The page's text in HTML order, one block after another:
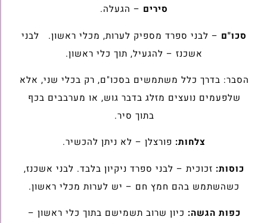
סירים – הגעלה.
סכו"ם – לבני ספרד מספיק לערות, מכלי ראשון. לבני
אשכנז – להגעיל, תוך כלי ראשון.
הסבר: בדרך כלל משתמשים בסכו"ם, רק בכלי שני, אלא
שלפעמים נועצים מזלג בדבר גוש, או מערבבים בכף
בתוך סיר.
צלחות: פורצלן – לא ניתן להכשיר.
כוסות: זכוכית – לבני ספרד ניקיון בלבד. לבני אשכנז,
כשהשתמש בהם חמץ חם – יש לערות מכלי ראשון.
כפות הגשה: כיון שרוב תשמישם בתוך כלי ראשון –